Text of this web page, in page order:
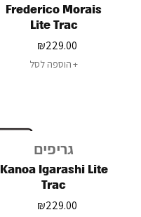
Frederico Morais
Lite Trac
₪229.00
הוספה לסל
גריפים
Kanoa Igarashi Lite
Trac
₪229.00